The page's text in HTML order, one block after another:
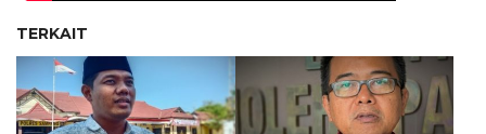
TERKAIT